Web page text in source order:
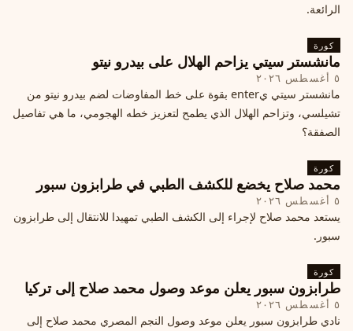
الرائعة.
كورة
مانشستر سيتي يزاحم الهلال على بيدرو نيتو
٥ أغسطس ٢٠٢٦
مانشستر سيتي يenter بقوة على خط المفاوضات لضم بيدرو نيتو من
تشيلسي، وتزاحم الهلال الذي يطمح لتعزيز خطه الهجومي، ما هي تفاصيل
الصفقة؟
كورة
محمد صلاح يخضع للكشف الطبي في طرابزون سبور
٥ أغسطس ٢٠٢٦
يستعد محمد صلاح لإجراء إلى الكشف الطبي تمهيدا للانتقال إلى طرابزون
سبور.
كورة
طرابزون سبور يعلن موعد وصول محمد صلاح إلى تركيا
٥ أغسطس ٢٠٢٦
نادي طرابزون سبور يعلن موعد وصول النجم المصري محمد صلاح إلى